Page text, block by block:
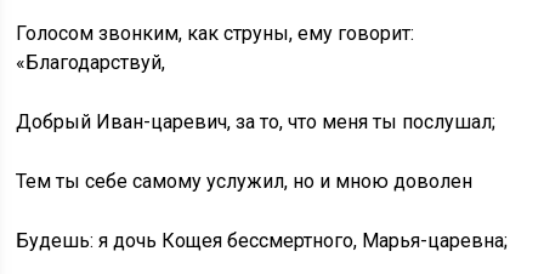
Голосом звонким, как струны, ему говорит:
«Благодарствуй,
Добрый Иван-царевич, за то, что меня ты послушал;
Тем ты себе самому услужил, но и мною доволен
Будешь: я дочь Кощея бессмертного, Марья-царевна;